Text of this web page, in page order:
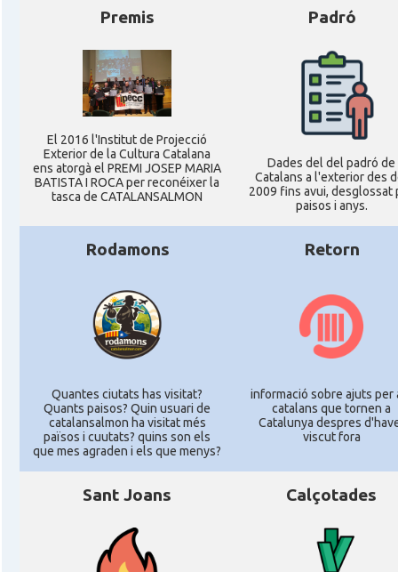
Premis
El 2016 l'Institut de Projecció
Exterior de la Cultura Catalana
ens atorgà el PREMI JOSEP MARIA
BATISTA I ROCA per reconéixer la
tasca de CATALANSALMON
Padró
Dades del del padró de
Catalans a l'exterior des
2009 fins avui, desglossat
paisos i anys.
Rodamons
Quantes ciutats has visitat?
Quants paisos? Quin usuari de
catalansalmon ha visitat més
països i cuutats? quins son els
que mes agraden i els que menys?
Retorn
informació sobre ajuts per
catalans que tornen a
Catalunya despres
viscut fora
Sant Joans Calçotades